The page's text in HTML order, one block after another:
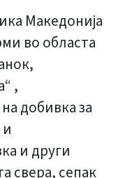
Македонија
во областа
,
добивка за
и други
свера, сепак